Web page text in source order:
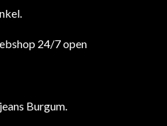
24/7 open
Burgum.